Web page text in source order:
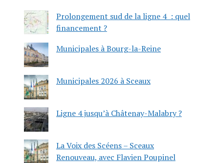
Prolongement sud de la ligne 4 : quel
financement ?
Municipales à Bourg-la-Reine
Municipales 2026 à Sceaux
Ligne 4 jusqu’à Châtenay-Malabry ?
La Voix des Scéens – Sceaux
Renouveau, avec Flavien Poupinel